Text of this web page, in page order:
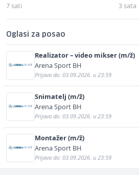
7 sati 3 sata
Oglasi za posao
Realizator – video mikser (m/ž)
Arena Sport BH
Prijava do: 03.09.2026. u 23:59
Snimatelj (m/ž)
Arena Sport BH
Prijava do: 03.09.2026. u 23:59
Montažer (m/ž)
Arena Sport BH
Prijava do: 03.09.2026. u 23:59